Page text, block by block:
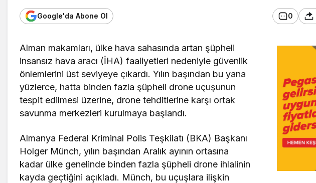
Google'da Abone Ol 0
Alman makamları, ülke hava sahasında artan şüpheli
insansız hava aracı (İHA) faaliyetleri nedeniyle güvenlik
önlemlerini üst seviyeye çıkardı. Yılın başından bu yana
yüzlerce, hatta binden fazla şüpheli drone uçuşunun
tespit edilmesi üzerine, drone tehditlerine karşı ortak
savunma merkezleri kurulmaya başlandı.
Almanya Federal Kriminal Polis Teşkilatı (BKA) Başkanı
Holger Münch, yılın başından Aralık ayının ortasına
kadar ülke genelinde binden fazla şüpheli drone ihlalinin
kayda geçtiğini açıkladı. Münch, bu uçuşlara ilişkin